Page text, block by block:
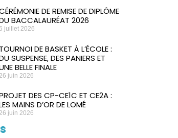
DE REMISE DE DIPLÔME
BACCALAURÉAT 2026
juillet 2026
TOURNOI DE BASKET À L’ÉCOLE :
SUSPENSE, DES PANIERS ET
BELLE FINALE
26 juin 2026
DES CP-CE1C ET CE2A :
MAINS D’OR DE LOMÉ
26 juin 2026